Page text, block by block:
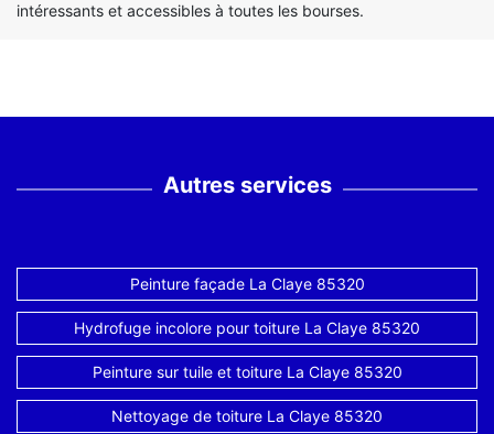
intéressants et accessibles à toutes les bourses.
Autres services
Peinture façade La Claye 85320
Hydrofuge incolore pour toiture La Claye 85320
Peinture sur tuile et toiture La Claye 85320
Nettoyage de toiture La Claye 85320